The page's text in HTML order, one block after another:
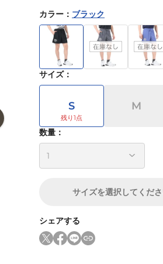
カラー ： ブラック
サイズ：
S M
数量：
サイズを選択してくだ
シェアする